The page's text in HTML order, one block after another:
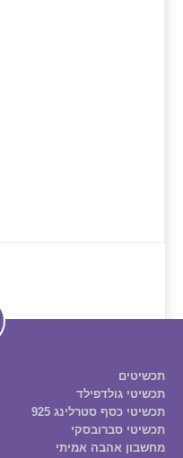
תכשיטים
תכשיטי גולדפילד
תכשיטי כסף סטרלינג 925
תכשיטי סברובסקי
מחשבון אהבה אמיתי